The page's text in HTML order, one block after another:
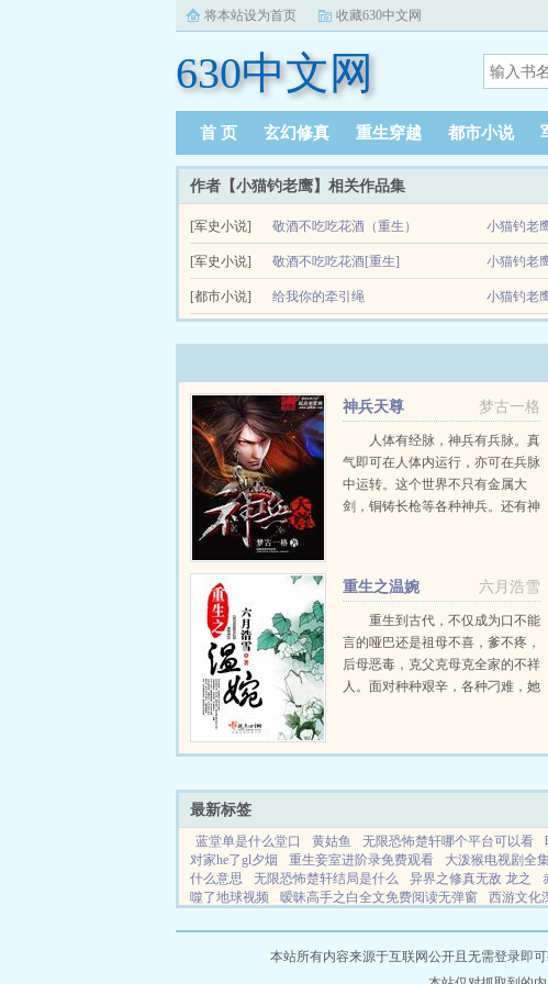
将本站设为首页 收藏630中文网
630中文网
首 页 玄幻修真 重生穿越 都市小说
作者【小猫钓老鹰】相关作品集
[军史小说] 敬酒不吃吃花酒（重生） 小猫钓老
用脸杀人戏精美人x口嫌体正傲娇帝王就像无数的重生故事
夜的前几日，她...
[军史小说] 敬酒不吃吃花酒[重生] 小猫钓老
用脸杀人戏精美人x口嫌体正傲娇帝王就像无数的重生故事
[都市小说] 给我你的牵引绳 小猫钓老
梦古一格
神兵天尊
人体有经脉，神兵有兵脉。真
气即可在人体内运行，亦可在兵脉
中运转。这个世界不只有金属大
剑，铜铸长枪等各种神兵。还有神
是一个始终秉持心中道理，执着...
六月浩雪
重生之温婉
重生到古代，不仅成为口不能
言的哑巴还是祖母不喜，爹不疼，
后母恶毒，克父克母克全家的不祥
人。面对种种艰辛，各种刁难，她
只想平淡，安静地过一生可是时...
最新标签
蓝堂单是什么堂口 黄姑鱼 无限恐怖楚轩哪个平台可以看
对家he了gl夕烟
重生妾室进阶录免费观看 大泼猴电视剧全
什么意思
无限恐怖楚轩结局是什么 异界之修真无敌 龙之
噬了地球视频
暧昧高手之白全文免费阅读无弹窗 西游文化
魂番外
绮罗铃 收入囊中可以形容人吗 红发鹰眼汉化版全
请闭眼原著叫什
骑兵砍 龙族永恒时光之龙慵懒的清秀少年
本站所有内容来源于互联网公开且无需登录即